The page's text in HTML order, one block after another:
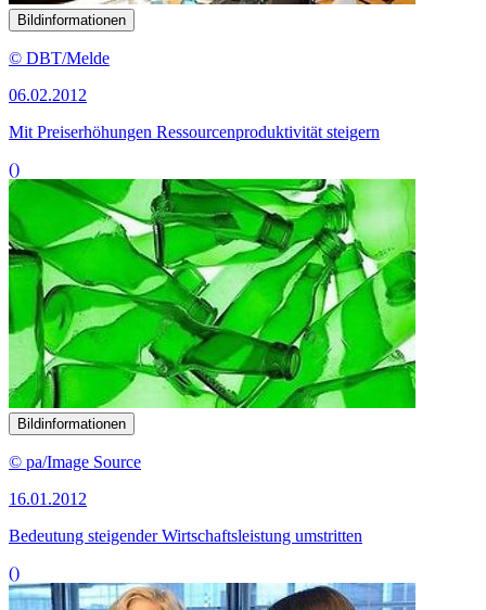
Bildinformationen
© DBT/Melde
06.02.2012
Mit Preiserhöhungen Ressourcenproduktivität steigern
()
Bildinformationen
© pa/Image Source
16.01.2012
Bedeutung steigender Wirtschaftsleistung umstritten
()